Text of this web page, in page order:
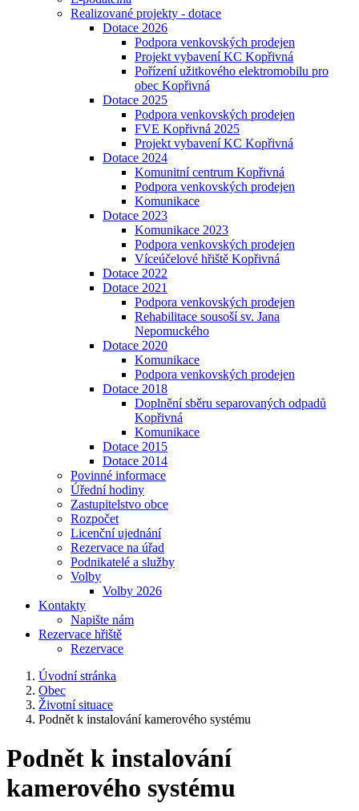
Realizované projekty - dotace
Dotace 2026
Podpora venkovských prodejen
Projekt vybavení KC Kopřivná
Pořízení užitkového elektromobilu pro
obec Kopřivná
Dotace 2025
Podpora venkovských prodejen
FVE Kopřivná 2025
Projekt vybavení KC Kopřivná
Dotace 2024
Komunitní centrum Kopřivná
Podpora venkovských prodejen
Komunikace
Dotace 2023
Komunikace 2023
Podpora venkovských prodejen
Víceúčelové hřiště Kopřivná
Dotace 2022
Dotace 2021
Podpora venkovských prodejen
Rehabilitace sousoší sv. Jana
Nepomuckého
Dotace 2020
Komunikace
Podpora venkovských prodejen
Dotace 2018
Doplnění sběru separovaných odpadů
Kopřivná
Komunikace
Dotace 2015
Dotace 2014
Povinné informace
Úřední hodiny
Zastupitelstvo obce
Rozpočet
Licenční ujednání
Rezervace na úřad
Podnikatelé a služby
Volby
Volby 2026
Kontakty
Napište nám
Rezervace hřiště
Rezervace
Úvodní stránka
Obec
Životní situace
Podnět k instalování kamerového systému
Podnět k instalování
kamerového systému